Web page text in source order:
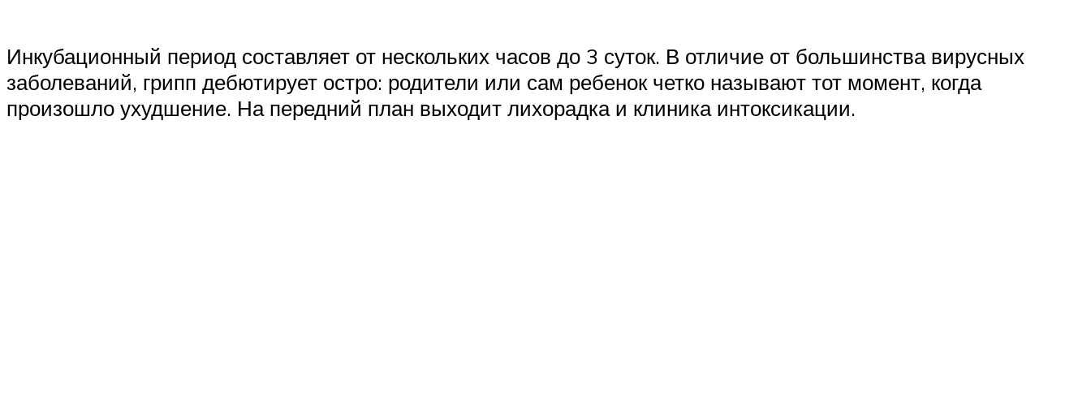
Инкубационный период составляет от нескольких часов до 3 суток. В отличие от большинства вирусных
заболеваний, грипп дебютирует остро: родители или сам ребенок четко называют тот момент, когда
произошло ухудшение. На передний план выходит лихорадка и клиника интоксикации.